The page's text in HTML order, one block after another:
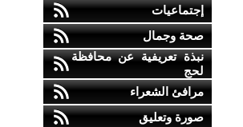
إجتماعيات
صحة وجمال
نبذة تعريفية عن محافظة
لحج
مرافئ الشعراء
صورة وتعليق